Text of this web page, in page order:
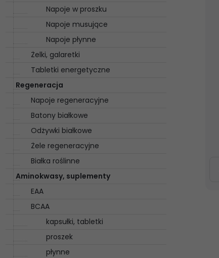
Napoje w proszku
Napoje musujące
Napoje płynne
Żelki, galaretki
Tabletki energetyczne
Regeneracja
Napoje regeneracyjne
Batony białkowe
Odżywki białkowe
Żele regeneracyjne
Białka roślinne
Aminokwasy, suplementy
EAA
BCAA
kapsułki, tabletki
proszek
płynne